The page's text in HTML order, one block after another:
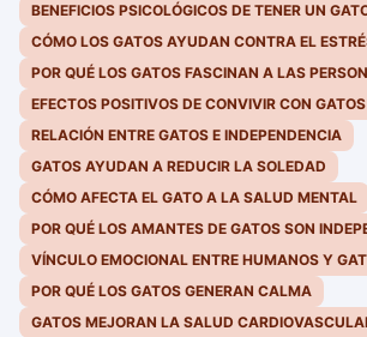
BENEFICIOS PSICOLÓGICOS DE TENER UN
CÓMO LOS GATOS AYUDAN CONTRA EL
POR QUÉ LOS GATOS FASCINAN A LAS
EFECTOS POSITIVOS DE CONVIVIR CON GATOS
RELACIÓN ENTRE GATOS E INDEPENDENCIA
GATOS AYUDAN A REDUCIR LA SOLEDAD
CÓMO AFECTA EL GATO A LA SALUD MENTAL
POR QUÉ LOS AMANTES DE GATOS SON
VÍNCULO EMOCIONAL ENTRE HUMANOS Y
POR QUÉ LOS GATOS GENERAN CALMA
GATOS MEJORAN LA SALUD